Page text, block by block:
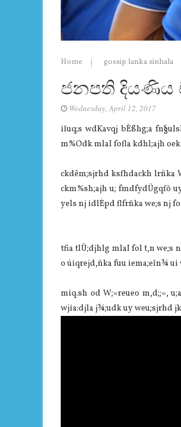
Home gossip lanka sinhala
ජනපති දියණිය
Wednesday, April 12, 2017
iïuq;s wdKavqj bÈßhg;a
m%Odk mlaI fofla kdhl;ajh
ckdêm;sjrhd ksfhdackh lrñka
ckm%sh;ajh u; fmdfydÜgqfõ
yels nj idlÉpd flfrñka we;s nj
tfia tlÛ;djhlg mlaI fol t,n we;s
o úiqrejd,ñka fuu iema;eïn¾ ui
miq.sh od W;=reueo m,d;;=,
wjia:djla j¾;udk uy weu;sjrhd